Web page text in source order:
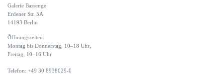
Galerie Bassenge
Erdener Str. 5A
14193 Berlin
Öffnungszeiten:
Montag bis Donnerstag, 10–18 Uhr,
Freitag, 10–16 Uhr
Telefon: +49 30 8938029-0